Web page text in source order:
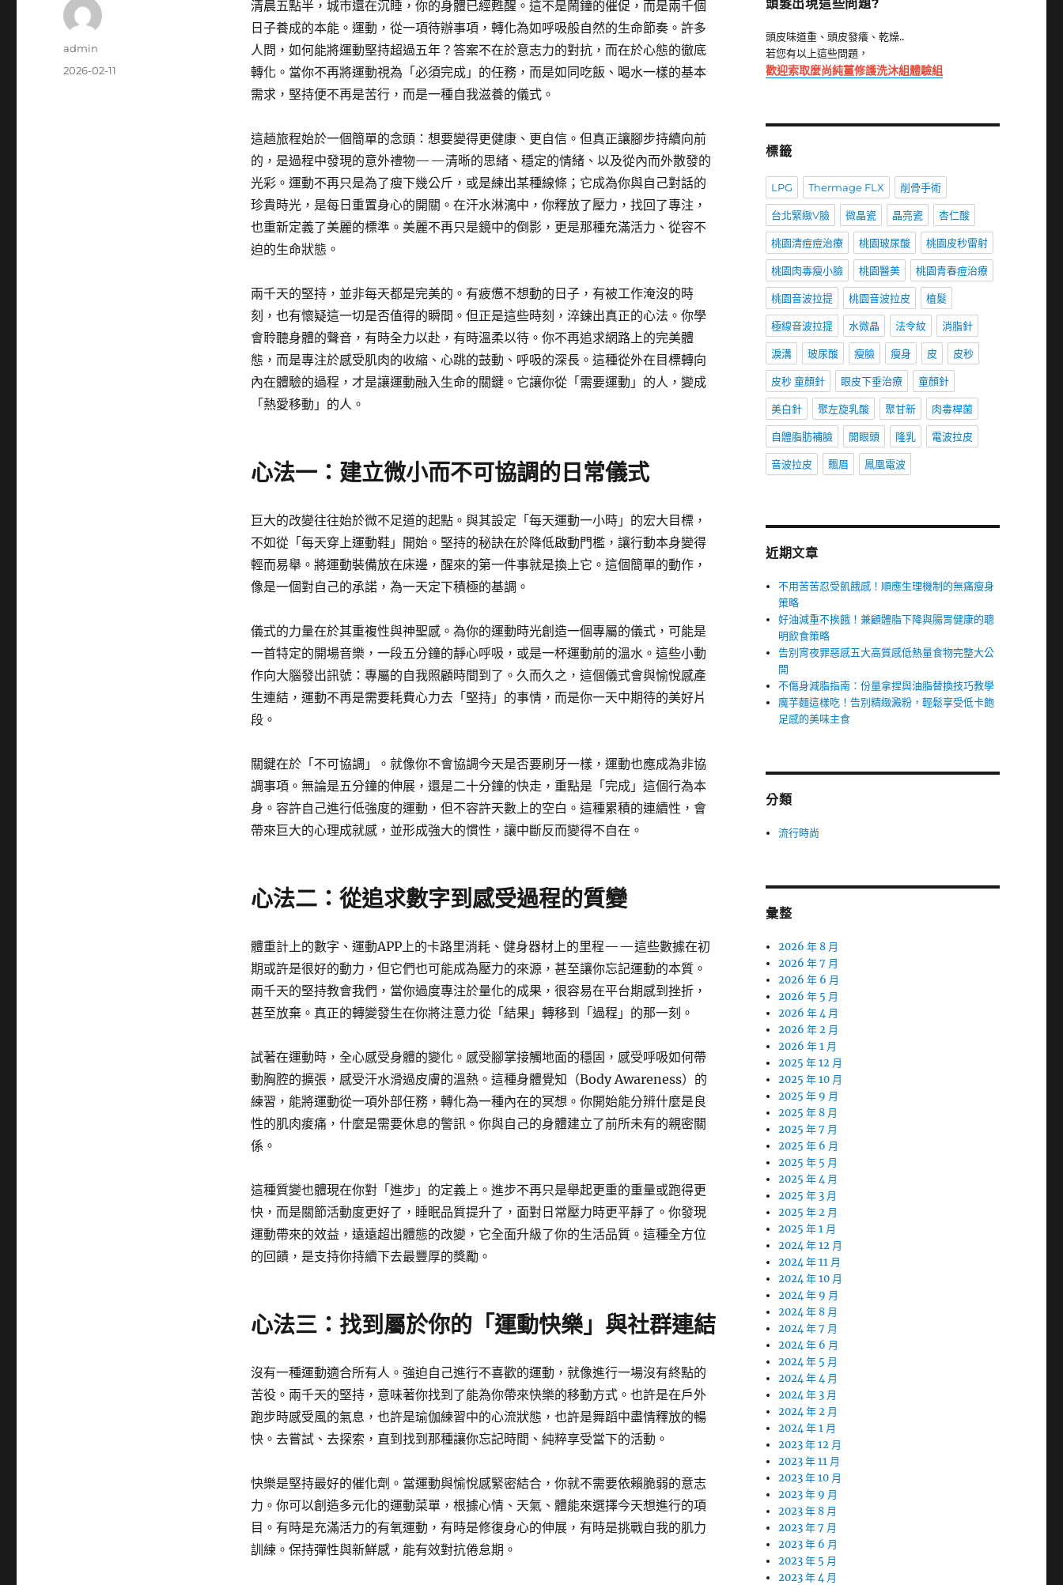
清晨五點半，城市還在沉睡，你的身體已經甦醒。這不是鬧鐘的催促，而是兩千個
日子養成的本能。運動，從一項待辦事項，轉化為如呼吸般自然的生命節奏。許多
人問，如何能將運動堅持超過五年？答案不在於意志力的對抗，而在於心態的徹底
轉化。當你不再將運動視為「必須完成」的任務，而是如同吃飯、喝水一樣的基本
需求，堅持便不再是苦行，而是一種自我滋養的儀式。
這趟旅程始於一個簡單的念頭：想要變得更健康、更自信。但真正讓腳步持續向前
的，是過程中發現的意外禮物——清晰的思緒、穩定的情緒、以及從內而外散發的
光彩。運動不再只是為了瘦下幾公斤，或是練出某種線條；它成為你與自己對話的
珍貴時光，是每日重置身心的開關。在汗水淋漓中，你釋放了壓力，找回了專注，
也重新定義了美麗的標準。美麗不再只是鏡中的倒影，更是那種充滿活力、從容不
迫的生命狀態。
兩千天的堅持，並非每天都是完美的。有疲憊不想動的日子，有被工作淹沒的時
刻，也有懷疑這一切是否值得的瞬間。但正是這些時刻，淬鍊出真正的心法。你學
會聆聽身體的聲音，有時全力以赴，有時溫柔以待。你不再追求網路上的完美體
態，而是專注於感受肌肉的收縮、心跳的鼓動、呼吸的深長。這種從外在目標轉向
內在體驗的過程，才是讓運動融入生命的關鍵。它讓你從「需要運動」的人，變成
「熱愛移動」的人。
心法一：建立微小而不可協調的日常儀式
巨大的改變往往始於微不足道的起點。與其設定「每天運動一小時」的宏大目標，
不如從「每天穿上運動鞋」開始。堅持的秘訣在於降低啟動門檻，讓行動本身變得
輕而易舉。將運動裝備放在床邊，醒來的第一件事就是換上它。這個簡單的動作，
像是一個對自己的承諾，為一天定下積極的基調。
儀式的力量在於其重複性與神聖感。為你的運動時光創造一個專屬的儀式，可能是
一首特定的開場音樂，一段五分鐘的靜心呼吸，或是一杯運動前的溫水。這些小動
作向大腦發出訊號：專屬的自我照顧時間到了。久而久之，這個儀式會與愉悅感產
生連結，運動不再是需要耗費心力去「堅持」的事情，而是你一天中期待的美好片
段。
關鍵在於「不可協調」。就像你不會協調今天是否要刷牙一樣，運動也應成為非協
調事項。無論是五分鐘的伸展，還是二十分鐘的快走，重點是「完成」這個行為本
身。容許自己進行低強度的運動，但不容許天數上的空白。這種累積的連續性，會
帶來巨大的心理成就感，並形成強大的慣性，讓中斷反而變得不自在。
心法二：從追求數字到感受過程的質變
體重計上的數字、運動APP上的卡路里消耗、健身器材上的里程——這些數據在初
期或許是很好的動力，但它們也可能成為壓力的來源，甚至讓你忘記運動的本質。
兩千天的堅持教會我們，當你過度專注於量化的成果，很容易在平台期感到挫折，
甚至放棄。真正的轉變發生在你將注意力從「結果」轉移到「過程」的那一刻。
試著在運動時，全心感受身體的變化。感受腳掌接觸地面的穩固，感受呼吸如何帶
動胸腔的擴張，感受汗水滑過皮膚的溫熱。這種身體覺知（Body Awareness）的
練習，能將運動從一項外部任務，轉化為一種內在的冥想。你開始能分辨什麼是良
性的肌肉痠痛，什麼是需要休息的警訊。你與自己的身體建立了前所未有的親密關
係。
這種質變也體現在你對「進步」的定義上。進步不再只是舉起更重的重量或跑得更
快，而是關節活動度更好了，睡眠品質提升了，面對日常壓力時更平靜了。你發現
運動帶來的效益，遠遠超出體態的改變，它全面升級了你的生活品質。這種全方位
的回饋，是支持你持續下去最豐厚的獎勵。
心法三：找到屬於你的「運動快樂」與社群連結
沒有一種運動適合所有人。強迫自己進行不喜歡的運動，就像進行一場沒有終點的
苦役。兩千天的堅持，意味著你找到了能為你帶來快樂的移動方式。也許是在戶外
跑步時感受風的氣息，也許是瑜伽練習中的心流狀態，也許是舞蹈中盡情釋放的暢
快。去嘗試、去探索，直到找到那種讓你忘記時間、純粹享受當下的活動。
快樂是堅持最好的催化劑。當運動與愉悅感緊密結合，你就不需要依賴脆弱的意志
力。你可以創造多元化的運動菜單，根據心情、天氣、體能來選擇今天想進行的項
目。有時是充滿活力的有氧運動，有時是修復身心的伸展，有時是挑戰自我的肌力
訓練。保持彈性與新鮮感，能有效對抗倦怠期。
作
admin
發
2026-02-11
頭髮出現這些問題?
頭皮味道重、頭皮發癢、乾燥..
若您有以上這些問題，
歡迎索取麼尚純薑修護洗沐組體驗組
標籤
LPG Thermage FLX 削骨手術
台北緊緻V臉 微晶瓷 晶亮瓷 杏仁酸
桃園清痘痘治療 桃園玻尿酸 桃園皮秒雷射
桃園肉毒瘦小臉 桃園醫美 桃園青春痘治療
桃園音波拉提 桃園音波拉皮 植髮
極線音波拉提 水微晶 法令紋 消脂針
淚溝 玻尿酸 瘦臉 瘦身 皮 皮秒
皮秒 童顏針 眼皮下垂治療 童顏針
美白針 聚左旋乳酸 聚甘新 肉毒桿菌
自體脂肪補臉 開眼頭 隆乳 電波拉皮
音波拉皮 飄眉 鳳凰電波
近期文章
不用苦苦忍受飢餓感！順應生理機制的無痛瘦身
策略
好油減重不挨餓！兼顧體脂下降與腸胃健康的聰
明飲食策略
告別宵夜罪惡感五大高質感低熱量食物完整大公
開
不傷身減脂指南：份量拿捏與油脂替換技巧教學
魔芋麵這樣吃！告別精緻澱粉，輕鬆享受低卡飽
足感的美味主食
分類
流行時尚
彙整
2026 年 8 月
2026 年 7 月
2026 年 6 月
2026 年 5 月
2026 年 4 月
2026 年 2 月
2026 年 1 月
2025 年 12 月
2025 年 10 月
2025 年 9 月
2025 年 8 月
2025 年 7 月
2025 年 6 月
2025 年 5 月
2025 年 4 月
2025 年 3 月
2025 年 2 月
2025 年 1 月
2024 年 12 月
2024 年 11 月
2024 年 10 月
2024 年 9 月
2024 年 8 月
2024 年 7 月
2024 年 6 月
2024 年 5 月
2024 年 4 月
2024 年 3 月
2024 年 2 月
2024 年 1 月
2023 年 12 月
2023 年 11 月
2023 年 10 月
2023 年 9 月
2023 年 8 月
2023 年 7 月
2023 年 6 月
2023 年 5 月
2023 年 4 月